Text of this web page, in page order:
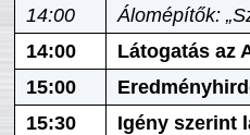
14:00
Álomépítők:
14:00
Látogatás az
15:00
15:30
Igény szerint